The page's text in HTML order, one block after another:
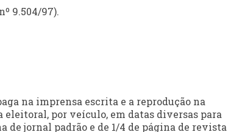
9.504/97).
na imprensa escrita e a reprodução na
eleitoral, por veículo, em datas diversas para
de jornal padrão e de 1/4 de página de revista